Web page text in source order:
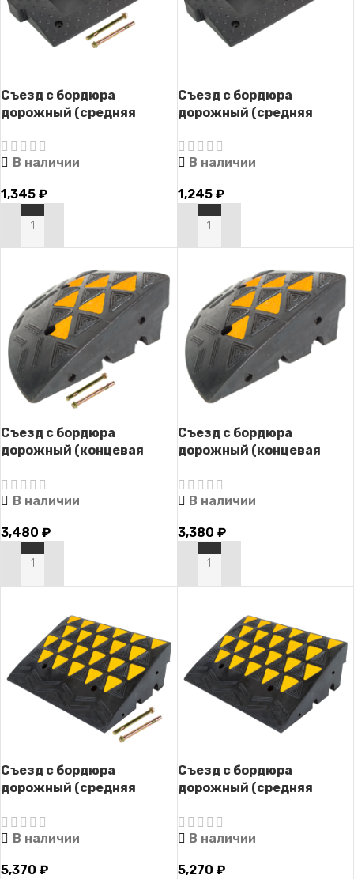
Съезд с бордюра
дорожный (средняя
крепежом)
В наличии
1,345 ₽
В КОРЗИНУ
Съезд с бордюра
дорожный (средняя
В наличии
1,245 ₽
В КОРЗИНУ
Съезд с бордюра
дорожный (концевая
крепежом)
В наличии
3,480 ₽
В КОРЗИНУ
Съезд с бордюра
дорожный (концевая
В наличии
3,380 ₽
В КОРЗИНУ
Съезд с бордюра
дорожный (средняя
крепежом)
В наличии
5,370 ₽
Съезд с бордюра
дорожный (средняя
В наличии
5,270 ₽